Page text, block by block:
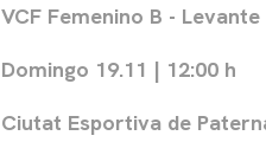
VCF Femenino B - Levante
Domingo 19.11 | 12:00 h
Ciutat Esportiva de